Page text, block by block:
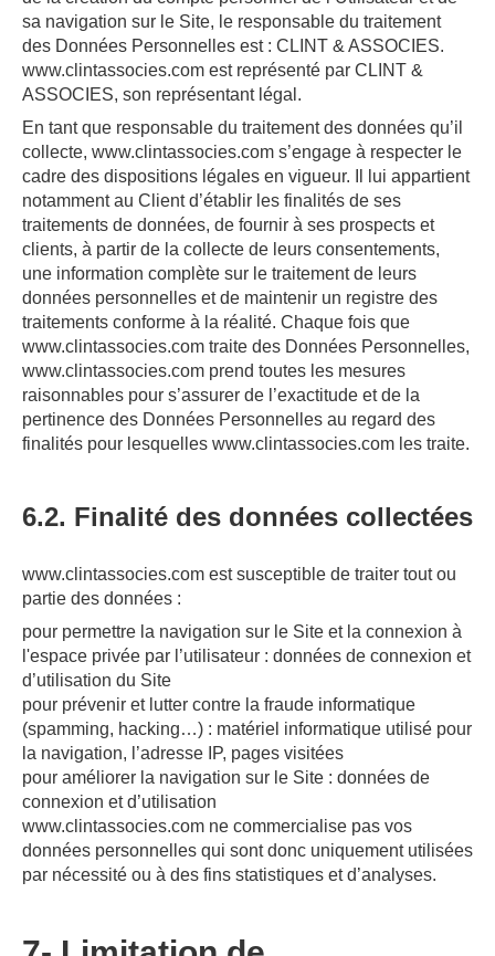
sa navigation sur le Site, le responsable du traitement
des Données Personnelles est : CLINT & ASSOCIES.
www.clintassocies.com est représenté par CLINT &
ASSOCIES, son représentant légal.
En tant que responsable du traitement des données qu’il
collecte, www.clintassocies.com s’engage à respecter le
cadre des dispositions légales en vigueur. Il lui appartient
notamment au Client d’établir les finalités de ses
traitements de données, de fournir à ses prospects et
clients, à partir de la collecte de leurs consentements,
une information complète sur le traitement de leurs
données personnelles et de maintenir un registre des
traitements conforme à la réalité. Chaque fois que
www.clintassocies.com traite des Données Personnelles,
www.clintassocies.com prend toutes les mesures
raisonnables pour s’assurer de l’exactitude et de la
pertinence des Données Personnelles au regard des
finalités pour lesquelles www.clintassocies.com les traite.
6.2. Finalité des données collectées
www.clintassocies.com est susceptible de traiter tout ou
partie des données :
pour permettre la navigation sur le Site et la connexion à
l'espace privée par l’utilisateur : données de connexion et
d’utilisation du Site
pour prévenir et lutter contre la fraude informatique
(spamming, hacking…) : matériel informatique utilisé pour
la navigation, l’adresse IP, pages visitées
pour améliorer la navigation sur le Site : données de
connexion et d’utilisation
www.clintassocies.com ne commercialise pas vos
données personnelles qui sont donc uniquement utilisées
par nécessité ou à des fins statistiques et d’analyses.